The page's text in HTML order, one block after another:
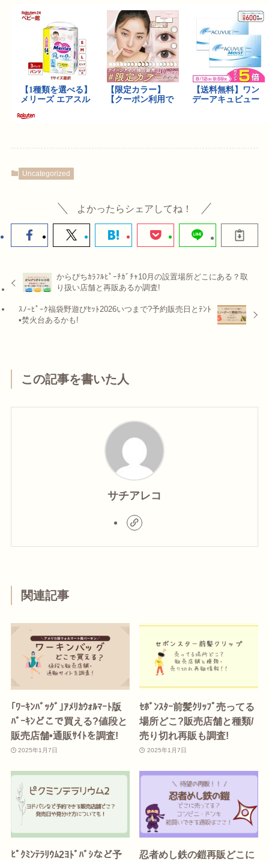
Uncategorized
よかったらシェアしてね！
からぴちｶﾗﾌﾙﾋﾟｰﾁｶﾞﾁｬ10月の設置場所どこにある？取
り扱い店舗と再販あるか調査!
ｽﾉｰﾋﾟｰｸ福袋野遊びｾｯﾄ2026いつまで?予約販売日とﾃﾝﾄ
•焚火台あるかも!
この記事を書いた人
サチアレコ
関連記事
｢ﾜｰｷﾝﾊﾞｯｸﾞ｣ｱﾒﾘｶｳｫﾙﾏｰﾄ版
ﾊﾞｰｷﾝどこで買える?値段と
販売店舗•通販ｻｲﾄを調査!
2025年1月7日
ｾﾎﾞﾝｽﾀｰ前髪ｸﾘｯﾌﾟ売ってる
場所どこ?販売店舗と種類/
売り切れ再販も調査!
2025年1月7日
ﾋﾟｸﾐﾝﾃﾗﾘｳﾑ2ﾖﾄﾞﾊﾞｼなど予 忍者めし鉄の鎧再販どこに